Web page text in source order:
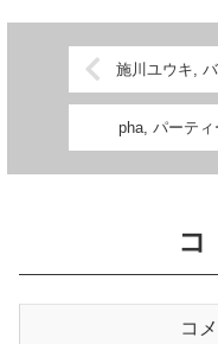
れる...
施川ユウキ,
pha, パーテ
コ